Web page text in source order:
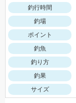
釣行時間
釣場
ポイント
釣魚
釣り方
釣果
サイズ